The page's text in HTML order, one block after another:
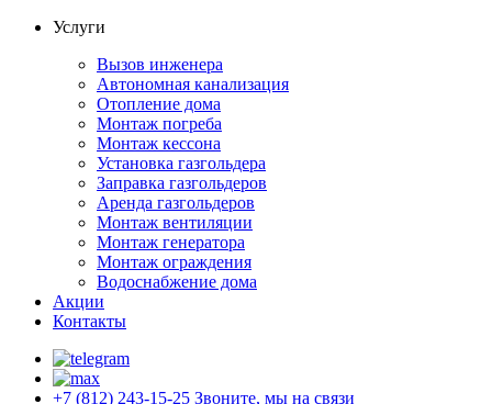
Услуги
Вызов инженера
Автономная канализация
Отопление дома
Монтаж погреба
Монтаж кессона
Установка газгольдера
Заправка газгольдеров
Аренда газгольдеров
Монтаж вентиляции
Монтаж генератора
Монтаж ограждения
Водоснабжение дома
Акции
Контакты
+7 (812) 243-15-25 Звоните, мы на связи